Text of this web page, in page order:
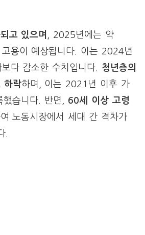
고 있으며
, 2025년에는 약
용이 예상됩니다. 이는 2024년
다 감소한 수치입니다. 청년층의
하락하며, 이는 2021년 이후 가
습니다. 반면, 60세 이상 고령
노동시장에서 세대 간 격차가
.